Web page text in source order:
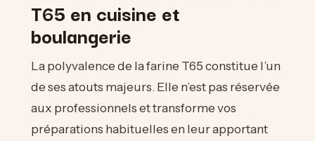
T65 en cuisine et
boulangerie
La polyvalence de la farine T65 constitue l’un
de ses atouts majeurs. Elle n’est pas réservée
aux professionnels et transforme vos
préparations habituelles en leur apportant